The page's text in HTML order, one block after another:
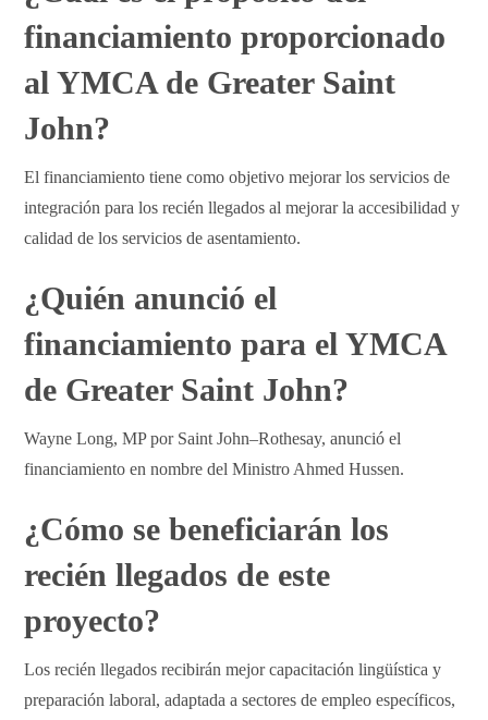
financiamiento proporcionado
al YMCA de Greater Saint
John?
El financiamiento tiene como objetivo mejorar los servicios de
integración para los recién llegados al mejorar la accesibilidad y
calidad de los servicios de asentamiento.
¿Quién anunció el
financiamiento para el YMCA
de Greater Saint John?
Wayne Long, MP por Saint John–Rothesay, anunció el
financiamiento en nombre del Ministro Ahmed Hussen.
¿Cómo se beneficiarán los
recién llegados de este
proyecto?
Los recién llegados recibirán mejor capacitación lingüística y
preparación laboral, adaptada a sectores de empleo específicos,